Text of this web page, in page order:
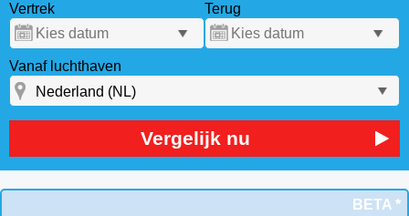
Vertrek
Terug
Vanaf luchthaven
Vergelijk nu
BETA *